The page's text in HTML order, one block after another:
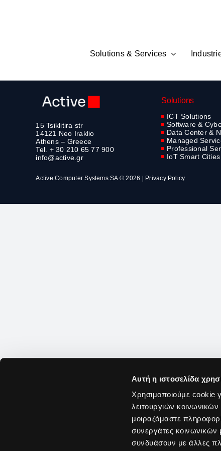
Αυτή η ιστοσελίδα
Χρησιμοποιούμε cookie
λειτουργιών
μοιραζόμαστε
συνεργάτες κοινωνικών
συνδυάσουν με άλλες
Solutions & Services
15 Tsiklitira str
14121 Neo Iraklio
Athens – Greece
Tel. + 30 210 65 77 900
info@active.gr
Solutions
ICT Solutions
Software &
Data Center &
Managed
Professional
IoT Smart Cities
Active Computer Systems SA © 2026 | Privacy Policy